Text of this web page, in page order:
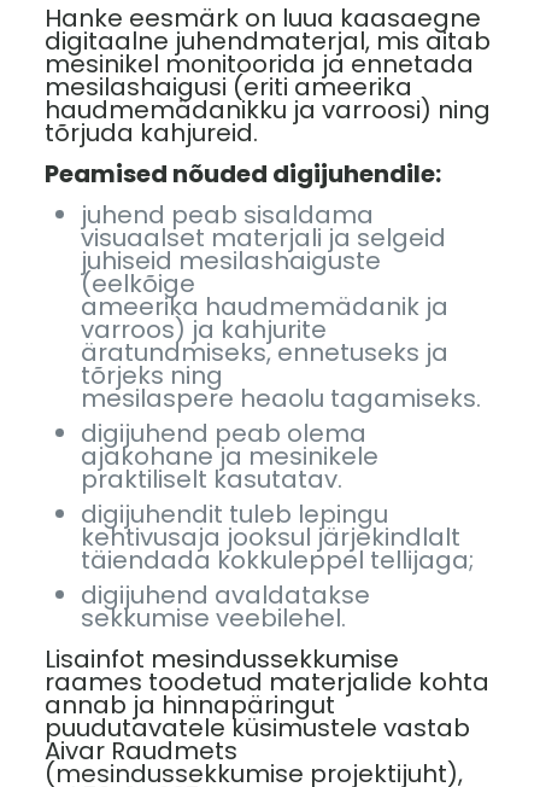
Hanke eesmärk on luua kaasaegne
digitaalne juhendmaterjal, mis aitab
mesinikel monitoorida ja ennetada
mesilashaigusi (eriti ameerika
haudmemädanikku ja varroosi) ning
tõrjuda kahjureid.
Peamised nõuded digijuhendile:
juhend peab sisaldama
visuaalset materjali ja selgeid
juhiseid mesilashaiguste
(eelkõige
ameerika haudmemädanik ja
varroos) ja kahjurite
äratundmiseks, ennetuseks ja
tõrjeks ning
mesilaspere heaolu tagamiseks.
digijuhend peab olema
ajakohane ja mesinikele
praktiliselt kasutatav.
digijuhendit tuleb lepingu
kehtivusaja jooksul järjekindlalt
täiendada kokkuleppel tellijaga;
digijuhend avaldatakse
sekkumise veebilehel.
Lisainfot mesindussekkumise
raames toodetud materjalide kohta
annab ja hinnapäringut
puudutavatele küsimustele vastab
Aivar Raudmets
(mesindussekkumise projektijuht),